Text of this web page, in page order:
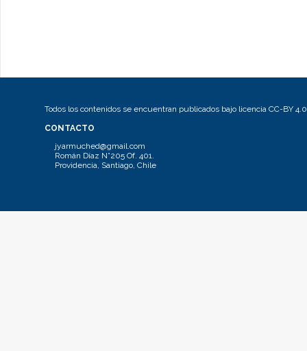
Todos los contenidos se encuentran publicados bajo licencia CC-BY 4.0
CONTACTO
jyarmuched@gmail.com
Román Díaz N°205 Of. 401.
Providencia, Santiago, Chile